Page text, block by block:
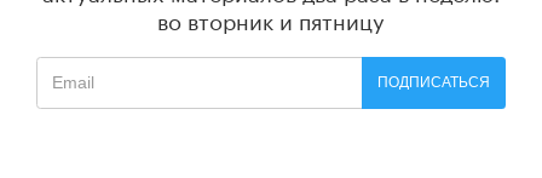
во вторник и пятницу
ПОДПИСАТЬСЯ